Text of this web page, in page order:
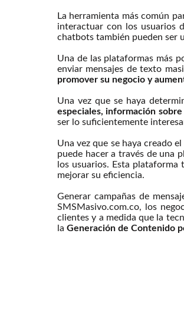
La herramienta más común
interactuar con los usuarios
chatbots también pueden ser
Una de las plataformas más
enviar mensajes de texto
promover su negocio y
Una vez que se haya
especiales, información
ser lo suficientemente
Una vez que se haya creado
puede hacer a través de una
los usuarios. Esta plataforma
mejorar su eficiencia.
Generar campañas de
SMSMasivo.com.co, los
clientes y a medida que la
la Generación de Contenido